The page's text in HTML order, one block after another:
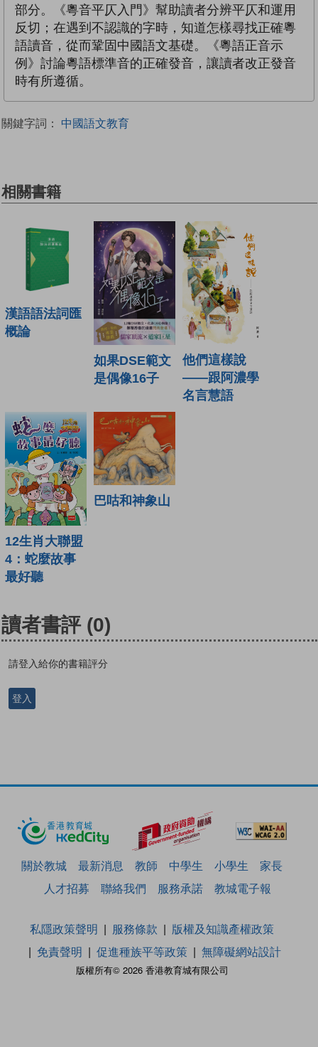
部分。《粵音平仄入門》幫助讀者分辨平仄和運用
反切；在遇到不認識的字時，知道怎樣尋找正確粵
語讀音，從而鞏固中國語文基礎。《粵語正音示
例》討論粵語標準音的正確發音，讓讀者改正發音
時有所遵循。
關鍵字詞： 中國語文教育
相關書籍
漢語語法詞匯
概論
如果DSE範文
是偶像16子
他們這樣說
——跟阿濃學
名言慧語
12生肖大聯盟
4：蛇麼故事
最好聽
巴咕和神象山
讀者書評 (0)
請登入給你的書籍評分
登入
關於教城 最新消息 教師 中學生 小學生
家長
人才招募
聯絡我們 服務承諾 教城電子報
版權所有© 2026 香港教育城有限公司
私隱政策聲明 服務條款
版權及知識產權政策
免責聲明
促進種族平等政策 無障礙網站設計